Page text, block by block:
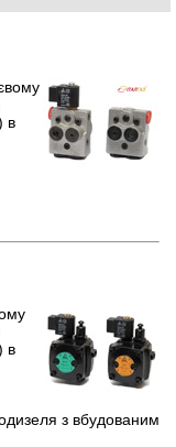
в
в
з вбудованим